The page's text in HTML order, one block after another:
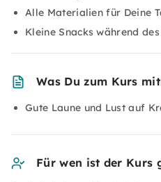
Alle Materialien für Deine
Kleine Snacks während
Was Du zum Kurs
Gute Laune und Lust auf
Für wen ist der Kurs